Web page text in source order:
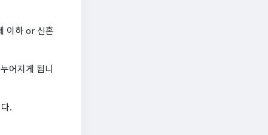
이하 or 신혼
어지게 됩니
.